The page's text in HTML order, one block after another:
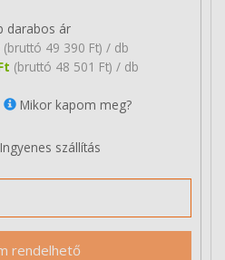
darabos ár
(bruttó 49 390 Ft) / db
(bruttó 48 501 Ft) / db
Mikor kapom meg?
Ingyenes szállítás
rendelhető